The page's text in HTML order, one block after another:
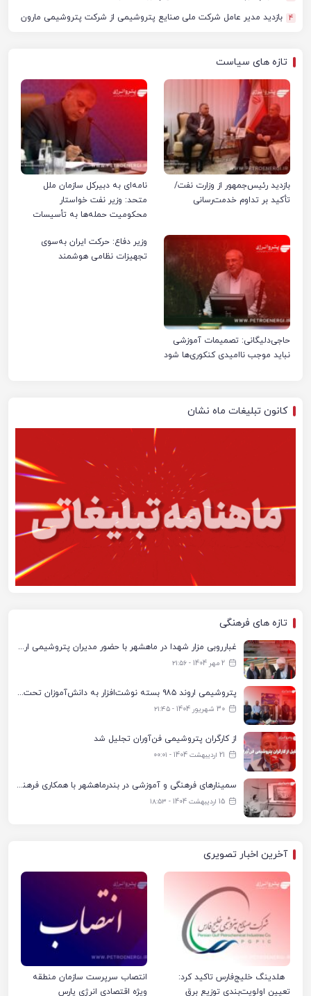
4 بازدید مدیر عامل شرکت ملی صنایع پتروشیمی از شرکت پتروشیمی مارون
تازه های سیاست
بازدید رئیس‌جمهور از وزارت نفت/
تأکید بر تداوم خدمت‌رسانی
نامه‌ای به دبیرکل سازمان ملل
متحد: وزیر نفت خواستار
محکومیت حمله‌ها به تأسیسات
حاجی‌دلیگانی: تصمیمات آموزشی
نباید موجب ناامیدی کنکوری‌ها شود
وزیر دفاع: حرکت ایران به‌سوی
تجهیزات نظامی هوشمند
کانون تبلیغات ماه نشان
تازه های فرهنگی
غبارروبی مزار شهدا در ماهشهر با حضور مدیران پتروشیمی اروند و مسئولان شهری
2 مهر 1404 - ۲۱:۵۶
پتروشیمی اروند ۹۸۵ بسته نوشت‌افزار به دانش‌آموزان تحت پوشش کمیته امداد بندرماهشهر اهدا کرد
30 شهریور 1404 - ۲۱:۴۵
از کارگران پتروشیمی فن‌آوران تجلیل شد
21 اردیبهشت 1404 - ۰۰:۰۱
سمینارهای فرهنگی و آموزشی در بندرماهشهر با همکاری فرهنگ‌سرای پتروشیمی مارون
15 اردیبهشت 1404 - ۱۸:۵۳
آخرین اخبار تصویری
هلدینگ خلیج‌فارس تاکید کرد:
تعیین اولویت‌بندی توزیع برق
انتصاب سرپرست سازمان منطقه
ویژه اقتصادی انرژی پارس